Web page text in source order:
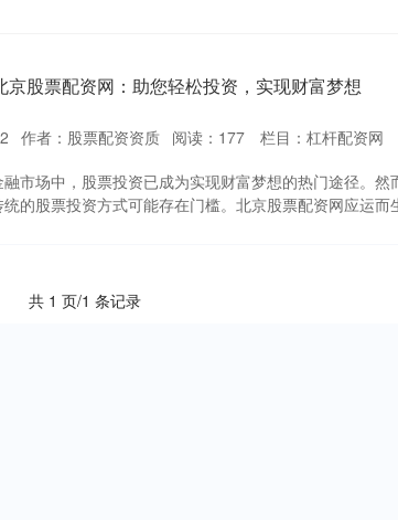
京股票配资网：助您轻松投资，实现财富梦想
作者：股票配资资质 阅读： 177 栏目： 杠杆配资网
市场中，股票投资已成为实现财富梦想的热门途径。然
的股票投资方式可能存在门槛。北京股票配资网应运而
共 1 页/1 条记录